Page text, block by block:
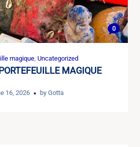
0
magique, Uncategorized
MAGIQUE
16, 2026 by Gotta